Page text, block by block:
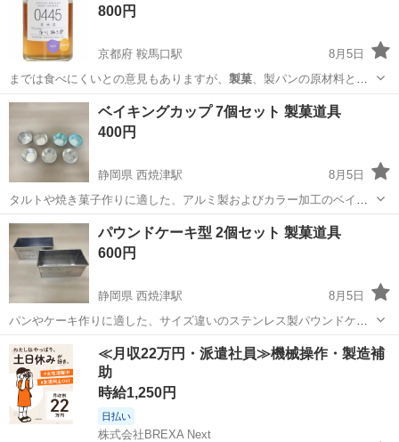
800円
京都府 鞍馬口駅
8月5日
までは食べにくいとの意見もありますが、 製菓、製パンの原材料とし
て、その個性を生か…
京都 京都市 鞍馬口駅 食品 蜂蜜
ベイキングカップ 7個セット 製菓道具
400円
静岡県 西焼津駅
8月5日
タルトや焼き菓子作りに適した、アルミ製およびカラー加工のベイキ
ングカップ7個セットです。 - セット内容: ベイキングカップ 6個 - 直
径: 約7cm ご覧いただきありがとうございます。
静岡 焼津市 西焼津駅 調理器具
パウンドケーキ型 2個セット 製菓道具
600円
静岡県 西焼津駅
8月5日
パンやケーキ作りに適した、サイズ違いのステンレス製パウンドケー
キ型2個セットです。 - 材質: ステンレス - セット内容: パウンドケーキ
型 2個 ご覧いただきありがとうございます。
静岡 焼津市 西焼津駅 調理器具
≪月収22万円・派遣社員≫機械操作・製造補
助
時給1,250円
日払い
株式会社BREXA Next